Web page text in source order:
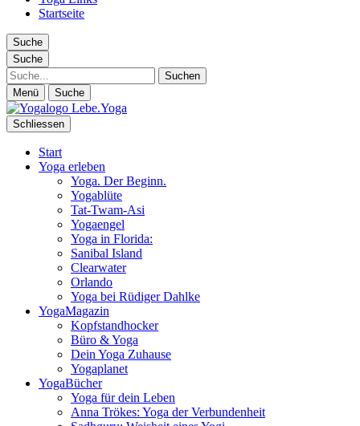
Startseite
Suche
Suche
Suche
Menü Suche
Schliessen
Start
Yoga erleben
Yoga. Der Beginn.
Yogablüte
Tat-Twam-Asi
Yogaengel
Yoga in Florida:
Sanibal Island
Clearwater
Orlando
Yoga bei Rüdiger Dahlke
YogaMagazin
Kopfstandhocker
Büro & Yoga
Dein Yoga Zuhause
Yogaplanet
YogaBücher
Yoga für dein Leben
Anna Trökes: Yoga der Verbundenheit